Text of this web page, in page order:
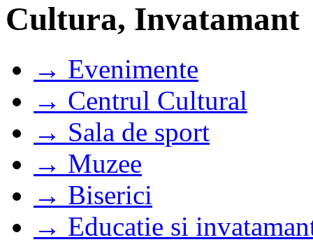
Cultura, Invatamant
→ Evenimente
→ Centrul Cultural
→ Sala de sport
→ Muzee
→ Biserici
→ Educatie si